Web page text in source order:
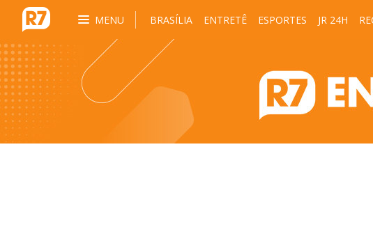
MENU BRASÍLIA ENTRETÊ ESPORTES JR 24H